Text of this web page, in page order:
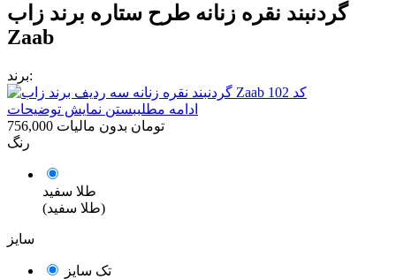
گردنبند نقره زنانه طرح ستاره برند زاب
Zaab
برند:
ادامه مطلببستن نمایش توضیحات
756,000 تومان بدون مالیات
رنگ
طلا سفید
(طلا سفید)
سایز
تک سایز